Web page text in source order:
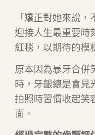
「矯正對她來說
迎接人生最重要時
紅毯，以期待的模
原本因為暴牙合併
時，牙齦總是會見
拍照時習慣收起笑
面。